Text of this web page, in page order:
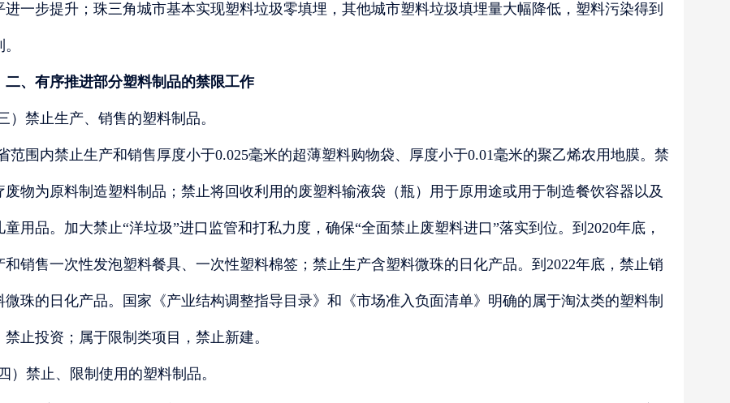
进一步提升；珠三角城市基本实现塑料垃圾零填埋，其他城市塑料垃圾填埋量大幅降低，塑料污染得到
二、有序推进部分塑料制品的禁限工作
）禁止生产、销售的塑料制品。
范围内禁止生产和销售厚度小于0.025毫米的超薄塑料购物袋、厚度小于0.01毫米的聚乙烯农用地膜。禁
废物为原料制造塑料制品；禁止将回收利用的废塑料输液袋（瓶）用于原用途或用于制造餐饮容器以及
童用品。加大禁止“洋垃圾”进口监管和打私力度，确保“全面禁止废塑料进口”落实到位。到2020年底，
和销售一次性发泡塑料餐具、一次性塑料棉签；禁止生产含塑料微珠的日化产品。到2022年底，禁止销
微珠的日化产品。国家《产业结构调整指导目录》和《市场准入负面清单》明确的属于淘汰类的塑料制
禁止投资；属于限制类项目，禁止新建。
四）禁止、限制使用的塑料制品。